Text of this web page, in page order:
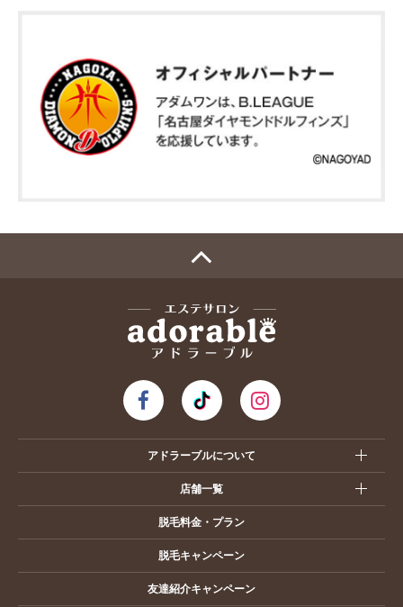
アドラーブルについて
店舗一覧
脱毛料金・プラン
脱毛キャンペーン
友達紹介キャンペーン